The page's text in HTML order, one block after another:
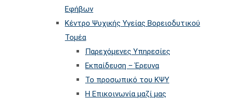
Εφήβων
Kέντρο Ψυχικής Υγείας Βορειοδυτικού
Τομέα
Παρεχόμενες Υπηρεσίες
Εκπαίδευση – Έρευνα
Το προσωπικό του ΚΨΥ
Η Επικοινωνία μαζί μας